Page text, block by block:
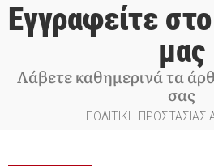
Εγγραφείτε
μας
Λάβετε καθημερινά τα
σας
ΠΟΛΙΤΙΚΗ